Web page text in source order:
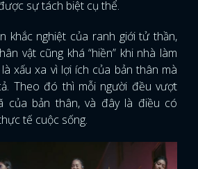
sự tách biệt cụ thể.
khắc nghiệt của ranh giới tử thần,
vật cũng khá “hiền” khi nhà làm
xấu xa vì lợi ích của bản thân mà
Theo đó thì mỗi người đều vượt
của bản thân, và đây là điều có
tế cuộc sống.